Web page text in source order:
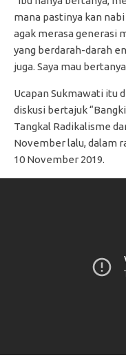
mana pastinya kan
agak merasa generasi
yang berdarah-darah
juga. Saya mau
Ucapan Sukmawati itu
diskusi bertajuk
Tangkal Radikalisme
November lalu, dalam
10 November 2019.